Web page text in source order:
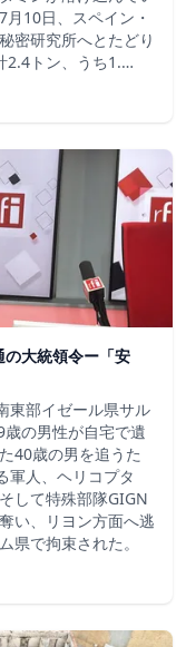
10日、スペイン・
密研究所へとたどり
2.4トン、うち1.…
大統領令ー「安
東部イゼール県サル
の男性が自宅で遺
40歳の男を追うた
軍人、ヘリコプタ
して特殊部隊GIGN
い、リヨン方面へ逃
県で拘束された。